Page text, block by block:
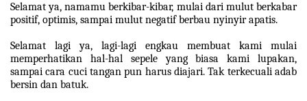
Selamat ya, namamu berkibar-kibar, mulai dari mulut berkabar
positif, optimis, sampai mulut negatif berbau nyinyir apatis.
Selamat lagi ya, lagi-lagi engkau membuat kami mulai
memperhatikan hal-hal sepele yang biasa kami lupakan,
sampai cara cuci tangan pun harus diajari. Tak terkecuali adab
bersin dan batuk.